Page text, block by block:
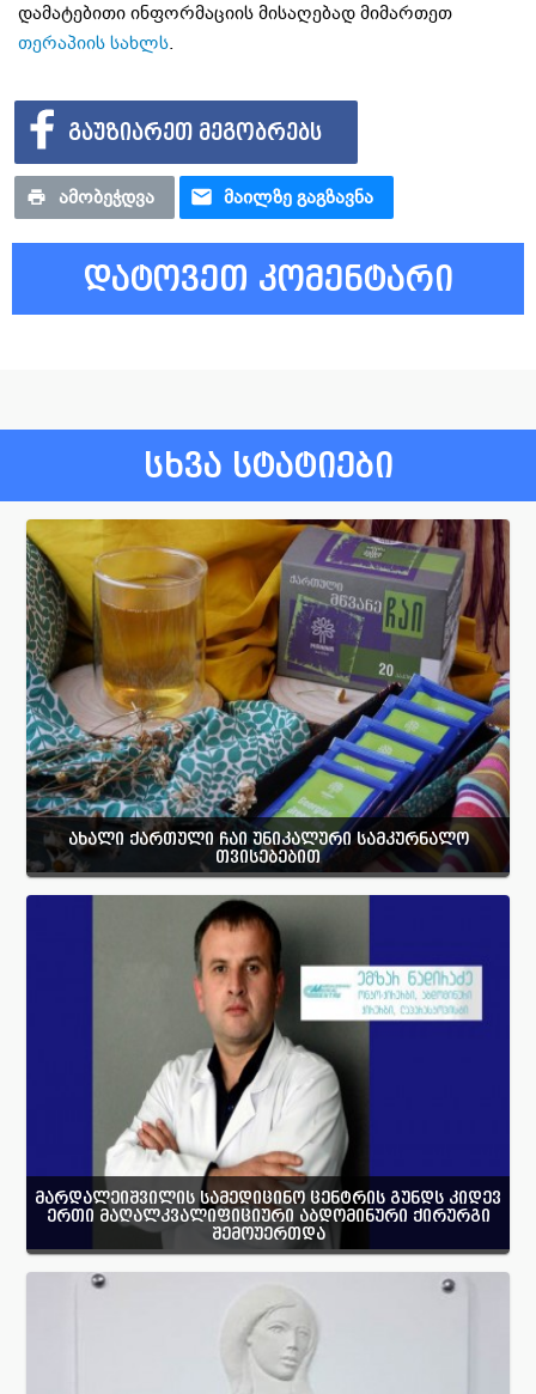
დამატებითი ინფორმაციის მისაღებად მიმართეთ
თერაპიის სახლს
ᲒᲐᲣᲖᲘᲐᲠᲔᲗ ᲛᲔᲒᲝᲑᲠᲔᲑᲡ
ᲐᲛᲝᲑᲔᲭᲓᲕᲐ ᲛᲐᲘᲚᲖᲔ ᲒᲐᲒᲖᲐᲕᲜᲐ
დატოვეთ კომენტარი
სხვა სტატიები
ახალი ქართული ჩაი უნიკალური სამკურნალო
თვისებებით
მარდალეიშვილის სამედიცინო ცენტრის გუნდს კიდევ
ერთი მაღალკვალიფიციური აბდომინური ქირურგი
შემოუერთდა